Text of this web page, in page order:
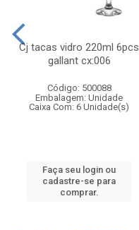
Cj tacas vidro 220ml 6pcs
gallant cx:006
Código: 500088
Embalagem: Unidade
Caixa Com: 6 Unidade(s)
Faça seu login ou
cadastre-se para
comprar.